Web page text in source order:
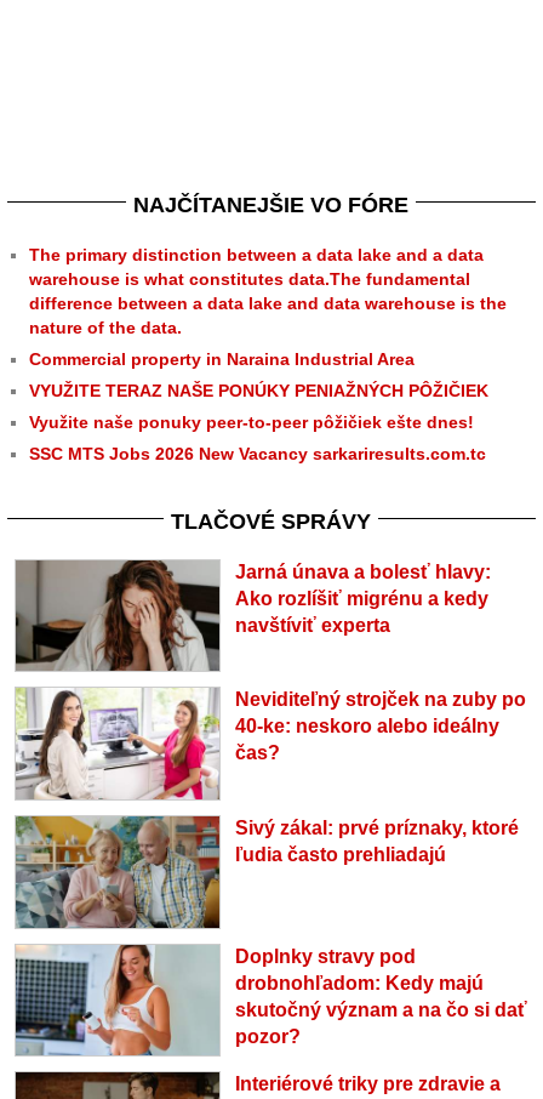
NAJČÍTANEJŠIE VO FÓRE
The primary distinction between a data lake and a data
warehouse is what constitutes data.The fundamental
difference between a data lake and data warehouse is the
nature of the data.
Commercial property in Naraina Industrial Area
VYUŽITE TERAZ NAŠE PONÚKY PENIAŽNÝCH PÔŽIČIEK
Využite naše ponuky peer-to-peer pôžičiek ešte dnes!
SSC MTS Jobs 2026 New Vacancy sarkariresults.com.tc
TLAČOVÉ SPRÁVY
Jarná únava a bolesť hlavy:
Ako rozlíšiť migrénu a kedy
navštíviť experta
Neviditeľný strojček na zuby po
40-ke: neskoro alebo ideálny
čas?
Sivý zákal: prvé príznaky, ktoré
ľudia často prehliadajú
Doplnky stravy pod
drobnohľadom: Kedy majú
skutočný význam a na čo si dať
pozor?
Interiérové triky pre zdravie a